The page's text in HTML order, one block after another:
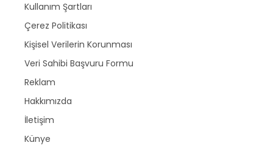
Kullanım Şartları
Çerez Politikası
Kişisel Verilerin Korunması
Veri Sahibi Başvuru Formu
Reklam
Hakkımızda
İletişim
Künye